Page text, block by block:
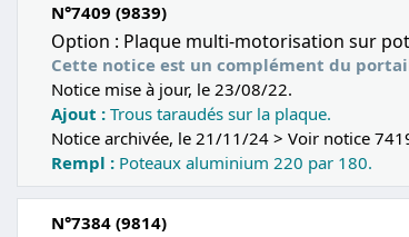
N°7409 (9839)
Option : Plaque multi-motorisation sur
Cette notice est un complément du
Notice mise à jour, le 23/08/22.
Ajout : Trous taraudés sur la plaque.
Notice archivée, le 21/11/24 > Voir notice
Rempl : Poteaux aluminium 220 par 180.
N°7384 (9814)